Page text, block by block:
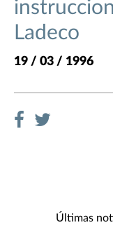
Ladeco
19 / 03 / 1996
Últimas